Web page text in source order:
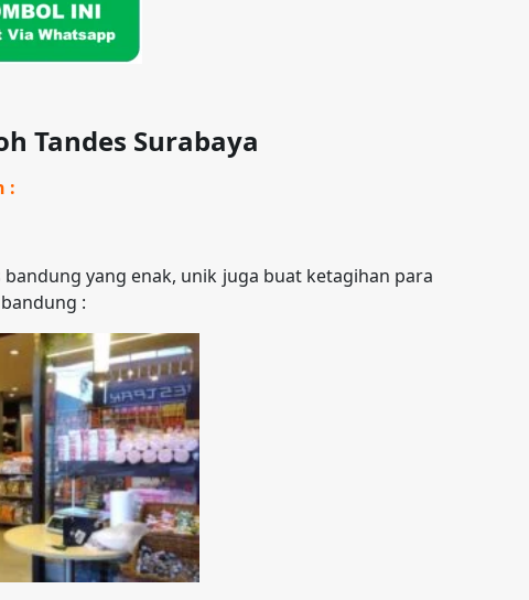
Tandes Surabaya
:
yang enak, unik juga buat ketagihan para
: